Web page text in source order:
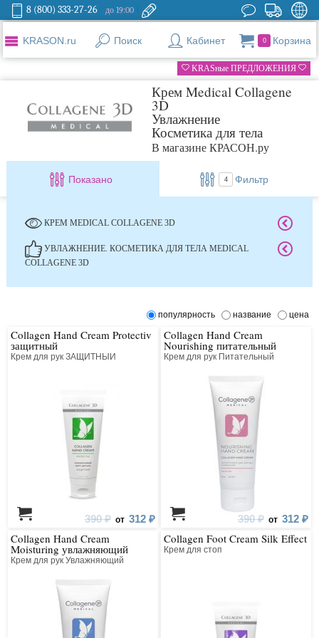
8 (800) 333-27-26 до 19:00
KRASON.ru Поиск Кабинет 0 Корзина
KRASные ПРЕДЛОЖЕНИЯ
Крем Medical Collagene
3D
Увлажнение
Косметика для тела
В магазине КРАСОН.ру
Показано 4 Фильтр
КРЕМ MEDICAL COLLAGENE 3D
УВЛАЖНЕНИЕ. КОСМЕТИКА ДЛЯ ТЕЛА MEDICAL
COLLAGENE 3D
популярность название цена
Collagen Hand Cream Protectiv
защитный
Крем для рук ЗАЩИТНЫЙ
390 ₽ от 312 ₽
Collagen Hand Cream
Nourishing питательный
Крем для рук Питательный
390 ₽ от 312 ₽
Collagen Hand Cream
Moisturing увлажняющий
Крем для рук Увлажняющий
Collagen Foot Cream Silk Effect
Крем для стоп